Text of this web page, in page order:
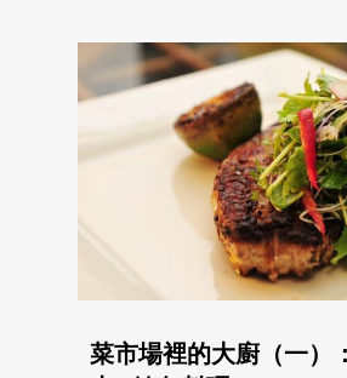
菜市場裡的大廚（一）